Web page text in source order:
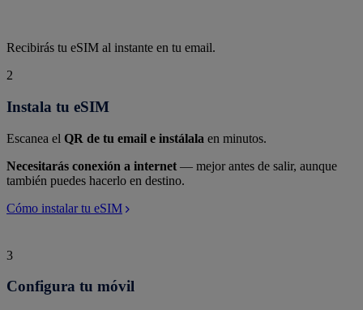
Recibirás tu eSIM al instante en tu email.
2
Instala tu eSIM
Escanea el QR de tu email e instálala en minutos.
Necesitarás conexión a internet — mejor antes de salir, aunque
también puedes hacerlo en destino.
Cómo instalar tu eSIM
3
Configura tu móvil